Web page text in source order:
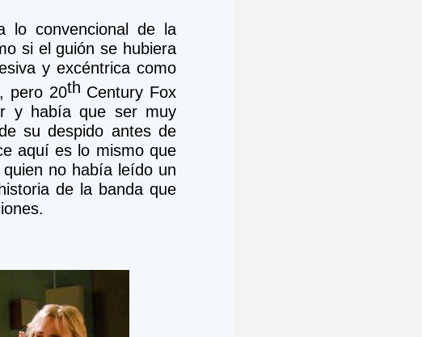
lo convencional de la
si el guión se hubiera
y excéntrica como
pero 20th Century Fox
y había que ser muy
su despido antes de
aquí es lo mismo que
no había leído un
de la banda que